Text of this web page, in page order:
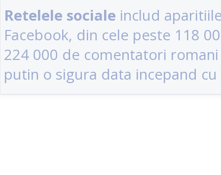
Retelele sociale includ
Facebook, din cele peste 118
224 000 de comentatori
putin o sigura data incepand